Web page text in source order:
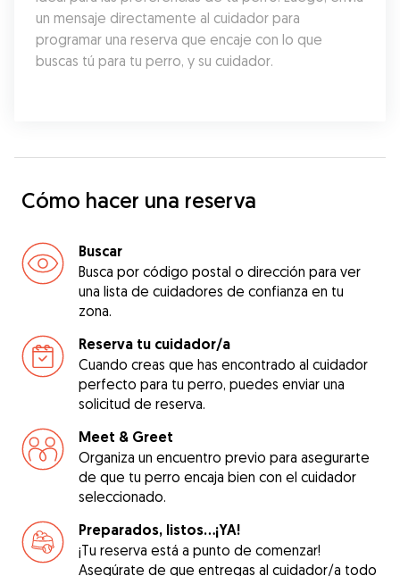
un mensaje directamente al cuidador para
programar una reserva que encaje con lo que
buscas tú para tu perro, y su cuidador.
Cómo hacer una reserva
Buscar
Busca por código postal o dirección para ver
una lista de cuidadores de confianza en tu
zona.
Reserva tu cuidador/a
Cuando creas que has encontrado al cuidador
perfecto para tu perro, puedes enviar una
solicitud de reserva.
Meet & Greet
Organiza un encuentro previo para asegurarte
de que tu perro encaja bien con el cuidador
seleccionado.
Preparados, listos...¡YA!
¡Tu reserva está a punto de comenzar!
Asegúrate de que entregas al cuidador/a todo